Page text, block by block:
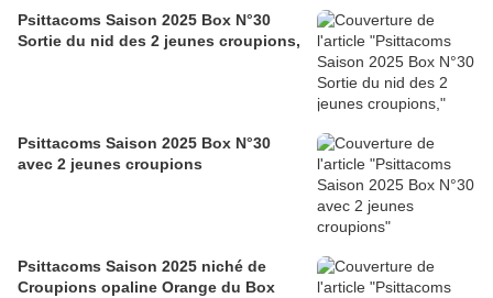
Psittacoms Saison 2025 Box N°30
Sortie du nid des 2 jeunes croupions,
Psittacoms Saison 2025 Box N°30
avec 2 jeunes croupions
Psittacoms Saison 2025 niché de
Croupions opaline Orange du Box